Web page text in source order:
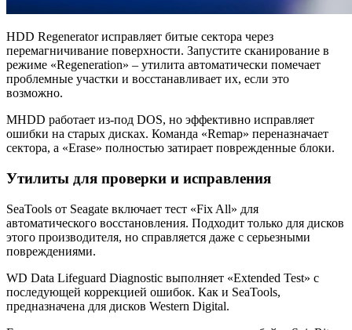
HDD Regenerator исправляет битые сектора через
перемагничивание поверхности. Запустите сканирование в
режиме «Regeneration» – утилита автоматически помечает
проблемные участки и восстанавливает их, если это
возможно.
MHDD работает из-под DOS, но эффективно исправляет
ошибки на старых дисках. Команда «Remap» переназначает
сектора, а «Erase» полностью затирает поврежденные блоки.
Утилиты для проверки и исправления
SeaTools от Seagate включает тест «Fix All» для
автоматического восстановления. Подходит только для дисков
этого производителя, но справляется даже с серьезными
повреждениями.
WD Data Lifeguard Diagnostic выполняет «Extended Test» с
последующей коррекцией ошибок. Как и SeaTools,
предназначена для дисков Western Digital.